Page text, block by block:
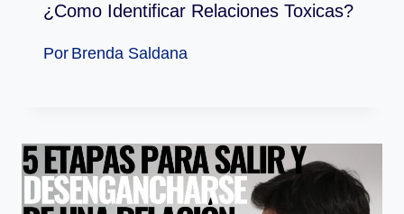
¿Como Identificar Relaciones Toxicas?
Por Brenda Saldana